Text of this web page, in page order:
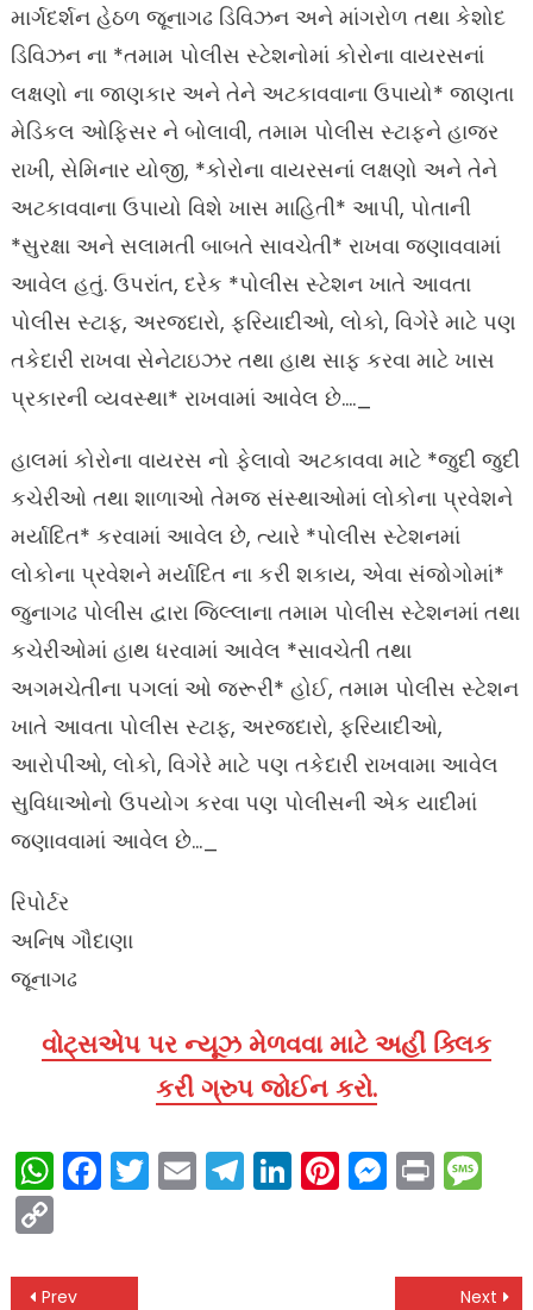
માર્ગદર્શન હેઠળ જૂનાગઢ ડિવિઝન અને માંગરોળ તથા કેશોદ
ડિવિઝન ના *તમામ પોલીસ સ્ટેશનોમાં કોરોના વાયરસનાં
લક્ષણો ના જાણકાર અને તેને અટકાવવાના ઉપાયો* જાણતા
મેડિકલ ઓફિસર ને બોલાવી, તમામ પોલીસ સ્ટાફને હાજર
રાખી, સેમિનાર યોજી, *કોરોના વાયરસનાં લક્ષણો અને તેને
અટકાવવાના ઉપાયો વિશે ખાસ માહિતી* આપી, પોતાની
*સુરક્ષા અને સલામતી બાબતે સાવચેતી* રાખવા જણાવવામાં
આવેલ હતું. ઉપરાંત, દરેક *પોલીસ સ્ટેશન ખાતે આવતા
પોલીસ સ્ટાફ, અરજદારો, ફરિયાદીઓ, લોકો, વિગેરે માટે પણ
તકેદારી રાખવા સેનેટાઇઝર તથા હાથ સાફ કરવા માટે ખાસ
પ્રકારની વ્યવસ્થા* રાખવામાં આવેલ છે…._
હાલમાં કોરોના વાયરસ નો ફેલાવો અટકાવવા માટે *જુદી જુદી
કચેરીઓ તથા શાળાઓ તેમજ સંસ્થાઓમાં લોકોના પ્રવેશને
મર્યાદિત* કરવામાં આવેલ છે, ત્યારે *પોલીસ સ્ટેશનમાં
લોકોના પ્રવેશને મર્યાદિત ના કરી શકાય, એવા સંજોગોમાં*
જુનાગઢ પોલીસ દ્વારા જિલ્લાના તમામ પોલીસ સ્ટેશનમાં તથા
કચેરીઓમાં હાથ ધરવામાં આવેલ *સાવચેતી તથા
અગમચેતીના પગલાં ઓ જરૂરી* હોઈ, તમામ પોલીસ સ્ટેશન
ખાતે આવતા પોલીસ સ્ટાફ, અરજદારો, ફરિયાદીઓ,
આરોપીઓ, લોકો, વિગેરે માટે પણ તકેદારી રાખવામા આવેલ
સુવિધાઓનો ઉપયોગ કરવા પણ પોલીસની એક યાદીમાં
જણાવવામાં આવેલ છે…_
રિપોર્ટર
અનિષ ગૌદાણા
જૂનાગઢ
વોટ્સએપ પર ન્યૂઝ મેળવવા માટે અહીં ક્લિક
કરી ગ્રુપ જોઈન કરો.
WhatsApp
Facebook
Twitter
EmailTelegram
LinkedIn
Pinterest
Print
Copy
Post
Prev Next